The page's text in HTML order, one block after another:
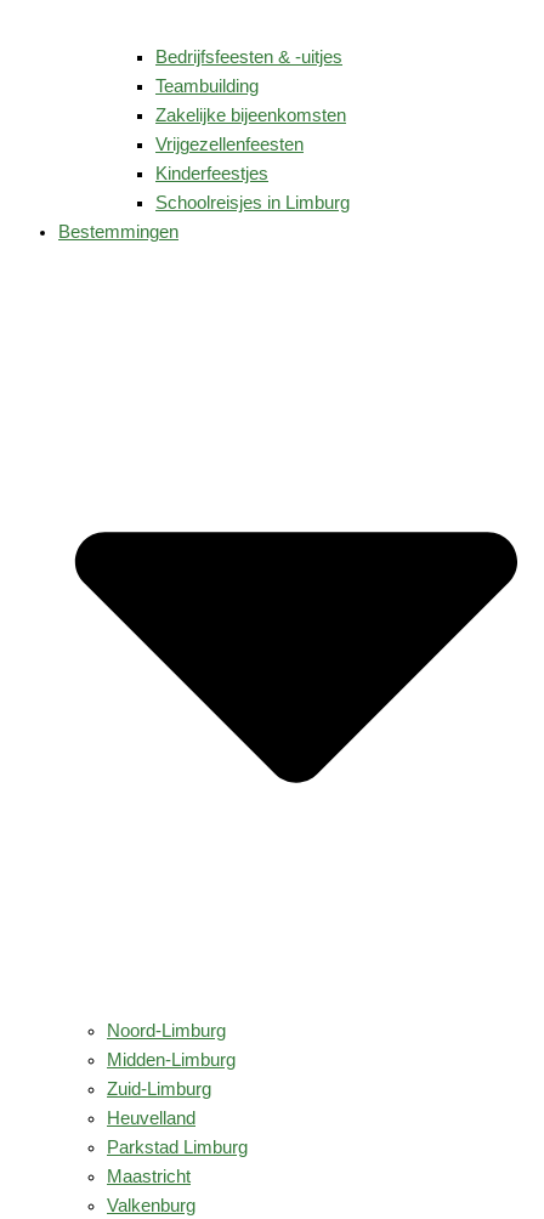
Bedrijfsfeesten & -uitjes
Teambuilding
Zakelijke bijeenkomsten
Vrijgezellenfeesten
Kinderfeestjes
Schoolreisjes in Limburg
Bestemmingen
Noord-Limburg
Midden-Limburg
Zuid-Limburg
Heuvelland
Parkstad Limburg
Maastricht
Valkenburg